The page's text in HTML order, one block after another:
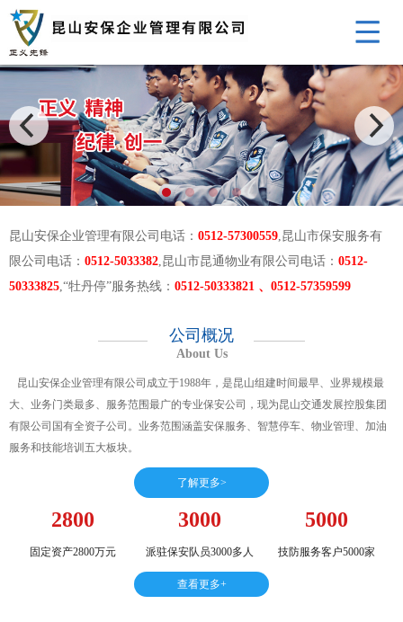
昆山安保企业管理有限公司电话： 0512-57300559,昆山市保安服务有
限公司电话： 0512-5033382,昆山市昆通物业有限公司电话： 0512-
50333825,“牡丹停”服务热线： 0512-50333821 、0512-57359599
公司概况
About Us
昆山安保企业管理有限公司成立于1988年，是昆山组建时间最早、业界规模最
大、业务门类最多、服务范围最广的专业保安公司，现为昆山交通发展控股集团
有限公司国有全资子公司。业务范围涵盖安保服务、智慧停车、物业管理、加油
服务和技能培训五大板块。
了解更多>
2800
固定资产2800万元
3000
派驻保安队员3000多人
5000
技防服务客户5000家
查看更多+